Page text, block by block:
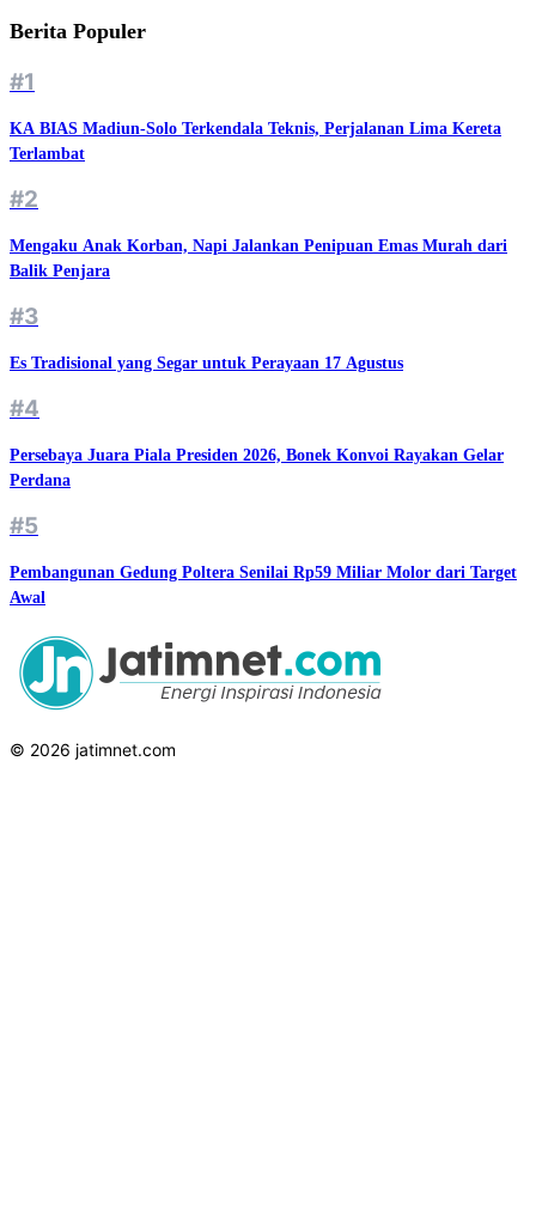
Berita Populer
#1
KA BIAS Madiun-Solo Terkendala Teknis, Perjalanan Lima Kereta
Terlambat
#2
Mengaku Anak Korban, Napi Jalankan Penipuan Emas Murah dari
Balik Penjara
#3
Es Tradisional yang Segar untuk Perayaan 17 Agustus
#4
Persebaya Juara Piala Presiden 2026, Bonek Konvoi Rayakan Gelar
Perdana
#5
Pembangunan Gedung Poltera Senilai Rp59 Miliar Molor dari Target
Awal
© 2026 jatimnet.com